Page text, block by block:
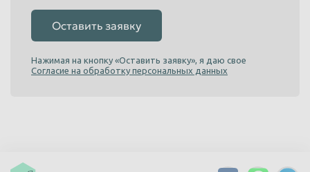
Оставить заявку
Нажимая на кнопку «Оставить заявку», я даю свое
Согласие на обработку персональных данных